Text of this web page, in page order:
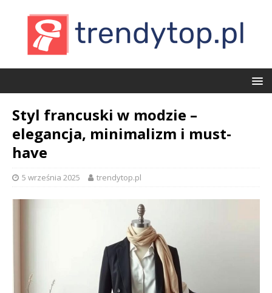
Styl francuski w modzie –
elegancja, minimalizm i must-
have
5 września 2025 trendytop.pl